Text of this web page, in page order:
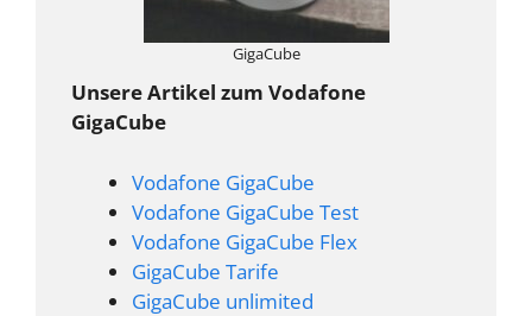
GigaCube
Unsere Artikel zum Vodafone
GigaCube
Vodafone GigaCube
Vodafone GigaCube Test
Vodafone GigaCube Flex
GigaCube Tarife
GigaCube unlimited